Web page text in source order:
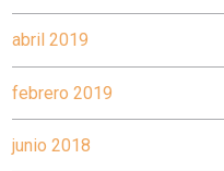
abril 2019
febrero 2019
junio 2018